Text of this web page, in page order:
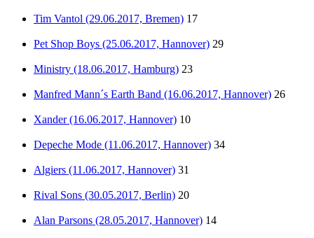
Tim Vantol (29.06.2017, Bremen) 17
Pet Shop Boys (25.06.2017, Hannover) 29
Ministry (18.06.2017, Hamburg) 23
Manfred Mann´s Earth Band (16.06.2017, Hannover) 26
Xander (16.06.2017, Hannover) 10
Depeche Mode (11.06.2017, Hannover) 34
Algiers (11.06.2017, Hannover) 31
Rival Sons (30.05.2017, Berlin) 20
Alan Parsons (28.05.2017, Hannover) 14